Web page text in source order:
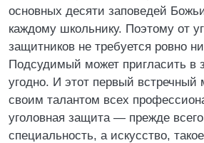
основных десяти заповедей
каждому школьнику. Поэтому от
защитников не требуется ровно
Подсудимый может пригласить в
угодно. И этот первый встречный
своим талантом всех
уголовная защита — прежде
специальность, а искусство,